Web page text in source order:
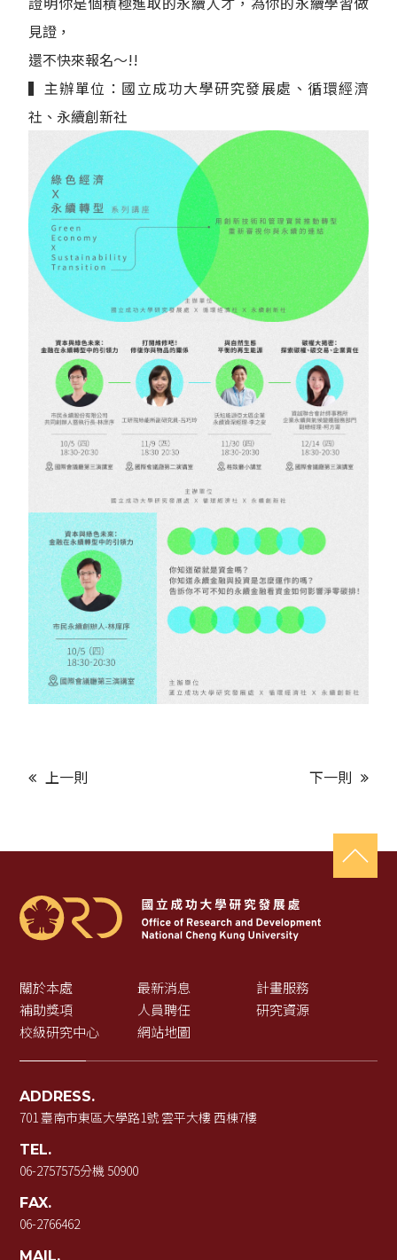
見證，
還不快來報名～!!
▍主辦單位：國立成功大學研究發展處、循環經濟
社、永續創新社
上一則 下一則
關於本處 最新消息
計畫服務
補助獎項
人員聘任
研究資源
校級研究中心
網站地圖
ADDRESS.
701 臺南市東區大學路1號 雲平大樓 西棟7樓
TEL.
06-2757575分機 50900
FAX.
06-2766462
MAIL.